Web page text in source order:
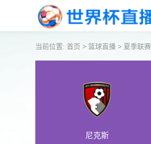
当前位置: 首页 > 篮球直播 > 夏季联赛
尼克斯